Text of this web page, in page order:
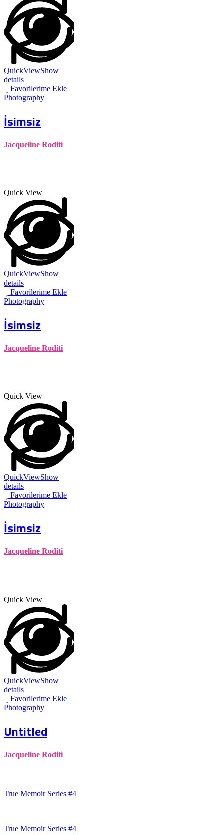
QuickViewShow
details
Favorilerime Ekle
Photography
İsimsiz
Jacqueline Roditi
Quick View
QuickViewShow
details
Favorilerime Ekle
Photography
İsimsiz
Jacqueline Roditi
Quick View
QuickViewShow
details
Favorilerime Ekle
Photography
İsimsiz
Jacqueline Roditi
Quick View
QuickViewShow
details
Favorilerime Ekle
Photography
Untitled
Jacqueline Roditi
True Memoir Series #4
True Memoir Series #4